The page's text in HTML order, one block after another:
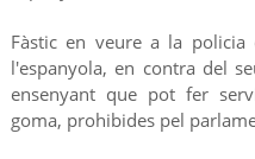
Fàstic en veure a la
l'espanyola, en contra del
ensenyant que pot fer
goma, prohibides pel